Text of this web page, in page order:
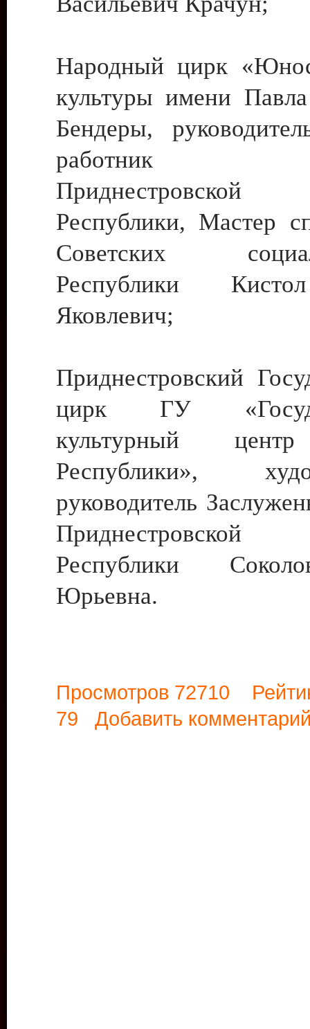
Народный цирк
культуры имени
Бендеры,
работник
Приднестровской
Республики, Мастер
Советских
Республики
Яковлевич;
Приднестровский
цирк ГУ
культурный
Республики»,
руководитель
Приднестровской
Республики
Юрьевна.
Просмотров 72710
79 Добавить